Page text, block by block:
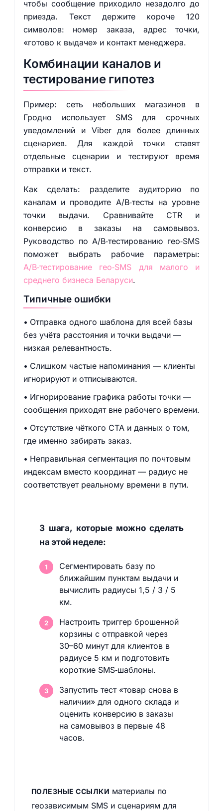
чтобы сообщение приходило незадолго до
приезда. Текст держите короче 120
символов: номер заказа, адрес точки,
«готово к выдаче» и контакт менеджера.
Комбинации каналов и
тестирование гипотез
Пример: сеть небольших магазинов в
Гродно использует SMS для срочных
уведомлений и Viber для более длинных
сценариев. Для каждой точки ставят
отдельные сценарии и тестируют время
отправки и текст.
Как сделать: разделите аудиторию по
каналам и проводите A/B‑тесты на уровне
точки выдачи. Сравнивайте CTR и
конверсию в заказы на самовывоз.
Руководство по A/B‑тестированию гео‑SMS
поможет выбрать рабочие параметры:
A/B‑тестирование гео‑SMS для малого и
среднего бизнеса Беларуси.
Типичные ошибки
Отправка одного шаблона для всей базы
без учёта расстояния и точки выдачи —
низкая релевантность.
Слишком частые напоминания — клиенты
игнорируют и отписываются.
Игнорирование графика работы точки —
сообщения приходят вне рабочего времени.
Отсутствие чёткого CTA и данных о том,
где именно забирать заказ.
Неправильная сегментация по почтовым
индексам вместо координат — радиус не
соответствует реальному времени в пути.
3 шага, которые можно сделать
на этой неделе:
Сегментировать базу по
ближайшим пунктам выдачи и
вычислить радиусы 1,5 / 3 / 5
км.
Настроить триггер брошенной
корзины с отправкой через
30–60 минут для клиентов в
радиусе 5 км и подготовить
короткие SMS‑шаблоны.
Запустить тест «товар снова в
наличии» для одного склада и
оценить конверсию в заказы
на самовывоз в первые 48
часов.
ПОЛЕЗНЫЕ ССЫЛКИ материалы по
геозависимым SMS и сценариям для